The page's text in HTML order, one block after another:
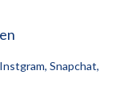
Instgram, Snapchat,